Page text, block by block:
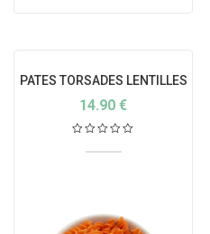
PATES TORSADES LENTILLES
CORAIL BIO FRANCE
14.90 €